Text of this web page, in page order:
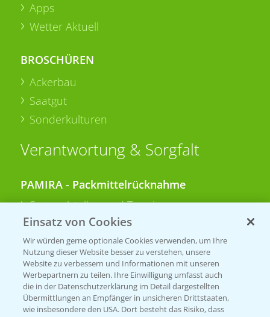
Apps
Wetter Aktuell
BROSCHÜREN
Ackerbau
Saatgut
Sonderkulturen
Verantwortung & Sorgfalt
PAMIRA - Packmittelrücknahme
Sammelstellen und Termine
PRE - Chemikalien sicher entsorgen
Sammelstellen und Termine
Kontakt & Notfall
Einsatz von Cookies
Wir würden gerne optionale Cookies verwenden, um Ihre
Nutzung dieser Website besser zu verstehen, unsere
Website zu verbessern und Informationen mit unseren
Werbepartnern zu teilen. Ihre Einwilligung umfasst auch
die in der Datenschutzerklärung im Detail dargestellten
Übermittlungen an Empfänger in unsicheren Drittstaaten,
wie insbesondere den USA. Dort besteht das Risiko, dass